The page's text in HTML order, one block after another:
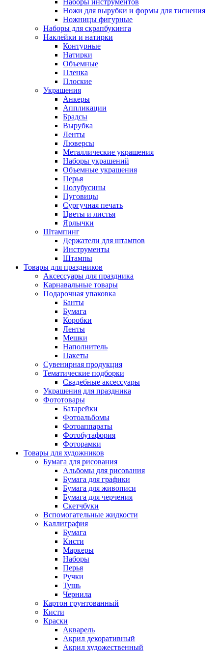
Наборы инструментов
Ножи для вырубки и формы для тиснения
Ножницы фигурные
Наборы для скрапбукинга
Наклейки и натирки
Контурные
Натирки
Объемные
Пленка
Плоские
Украшения
Анкеры
Аппликации
Брадсы
Вырубка
Ленты
Люверсы
Металлические украшения
Наборы украшений
Объемные украшения
Перья
Полубусины
Пуговицы
Сургучная печать
Цветы и листья
Ярлычки
Штампинг
Держатели для штампов
Инструменты
Штампы
Товары для праздников
Аксессуары для праздника
Карнавальные товары
Подарочная упаковка
Банты
Бумага
Коробки
Ленты
Мешки
Наполнитель
Пакеты
Сувенирная продукция
Тематические подборки
Свадебные аксессуары
Украшения для праздника
Фототовары
Батарейки
Фотоальбомы
Фотоаппараты
Фотобутафория
Фоторамки
Товары для художников
Бумага для рисования
Альбомы для рисования
Бумага для графики
Бумага для живописи
Бумага для черчения
Скетчбуки
Вспомогательные жидкости
Каллиграфия
Бумага
Кисти
Маркеры
Наборы
Перья
Ручки
Тушь
Чернила
Картон грунтованный
Кисти
Краски
Акварель
Акрил декоративный
Акрил художественный